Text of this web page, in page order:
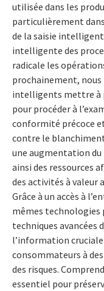
utilisée dans les
particulièrement
de la saisie
intelligente des
radicale les
prochainement,
intelligents mettre à
pour procéder à
conformité précoce
contre le
une augmentation
ainsi des ressources
des activités à valeur
Grâce à un accès à
mêmes technologies
techniques avancées
l’information
consommateurs à
des risques.
essentiel pour